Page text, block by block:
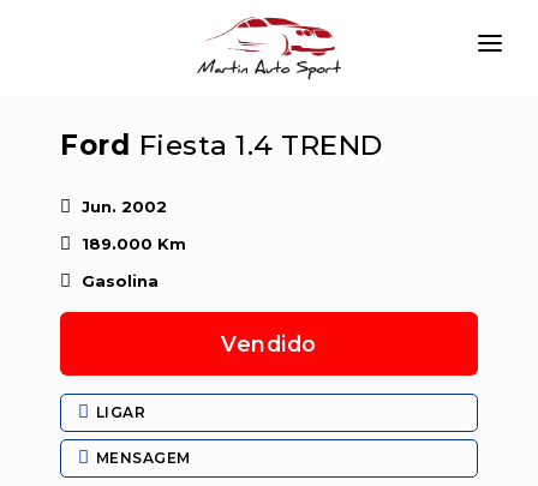
EMPRESA
VIATURAS
SERVIÇOS
Ford Fiesta 1.4 TREND
Jun. 2002
189.000 Km
Gasolina
Vendido
LIGAR
MENSAGEM